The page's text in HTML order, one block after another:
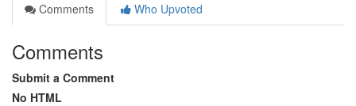
Comments
Who Upvoted
Comments
Submit a Comment
No HTML